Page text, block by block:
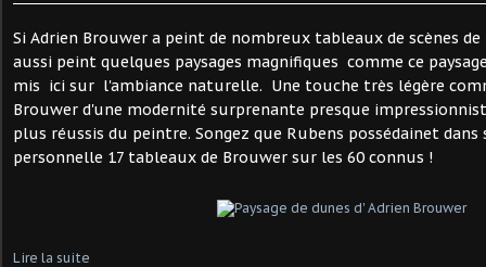
Si Adrien Brouwer a peint de nombreux tableaux de scènes
aussi peint quelques paysages magnifiques comme ce
mis ici sur l'ambiance naturelle. Une touche très légère
Brouwer d'une modernité surprenante presque
plus réussis du peintre. Songez que Rubens possédainet
personnelle 17 tableaux de Brouwer sur les 60 connus !
Lire la suite